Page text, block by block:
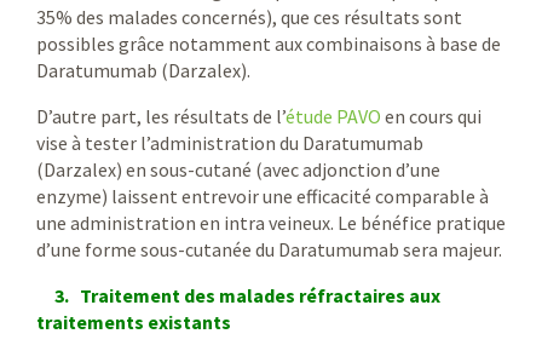
35% des malades concernés), que ces résultats sont
possibles grâce notamment aux combinaisons à base de
Daratumumab (Darzalex).
D’autre part, les résultats de l’étude PAVO en cours qui
vise à tester l’administration du Daratumumab
(Darzalex) en sous-cutané (avec adjonction d’une
enzyme) laissent entrevoir une efficacité comparable à
une administration en intra veineux. Le bénéfice pratique
d’une forme sous-cutanée du Daratumumab sera majeur.
3. Traitement des malades réfractaires aux
traitements existants